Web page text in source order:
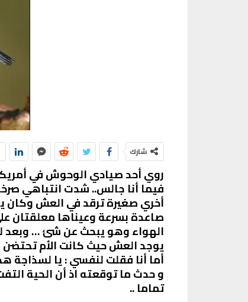
شارك
روي أحد صيادي الوحوش في
فيما أنا جالس.. شدت انتباهي
أخري صغيرة ترقد في العش وكان
صاعدة بسرعة وعيناها معلقتان
الهواء وهو يبحث عن شئ … وبعد
يوجد العش حيث كانت الأم
أما أنا فقلت لنفسي : يا لسذاجة
و حدث ما توقعته اذ أن الحية
تماما ..